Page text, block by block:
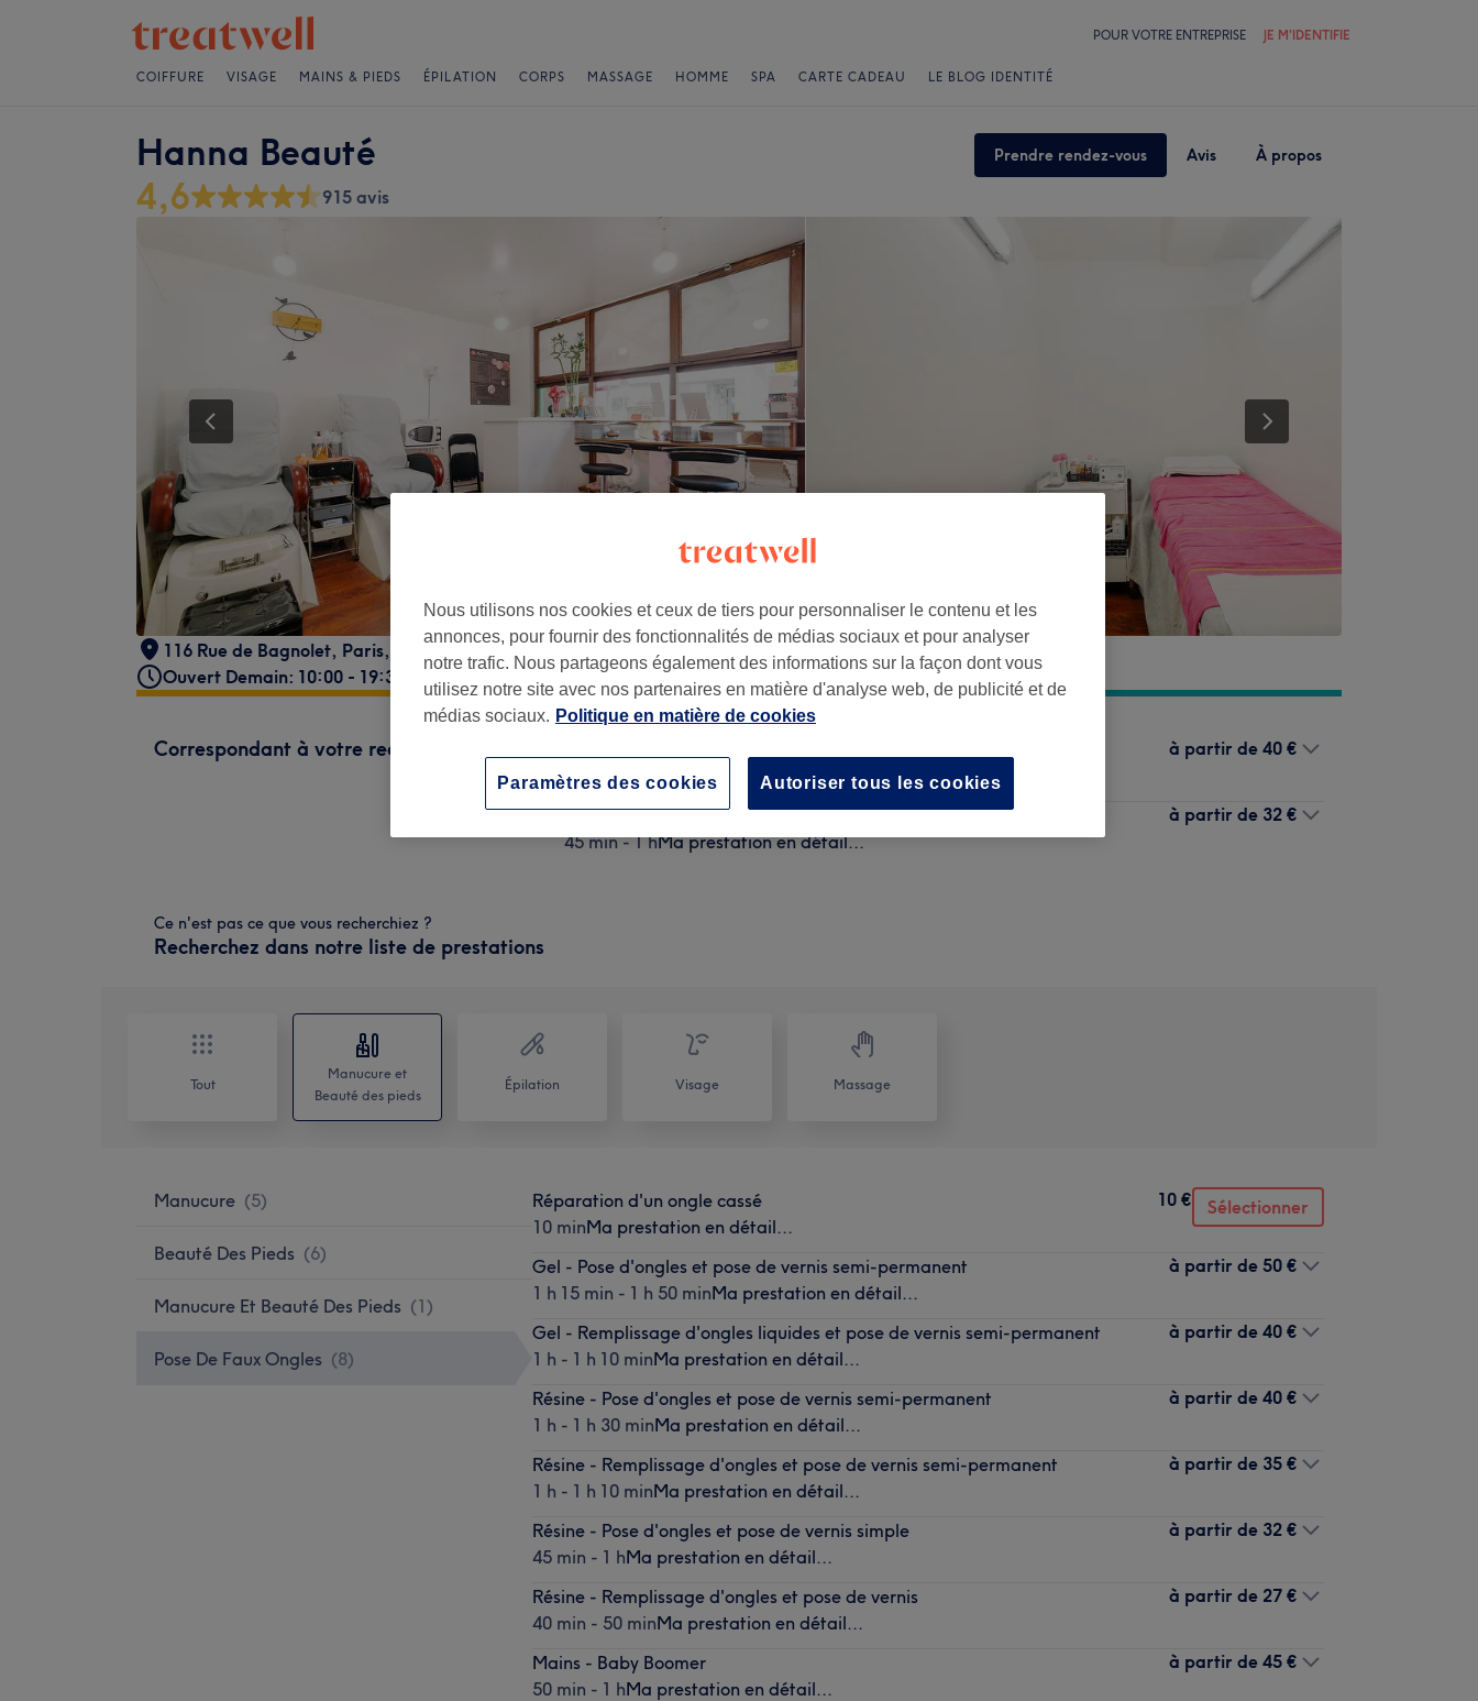
POUR VOTRE ENTREPRISE JE M'IDENTIFIE
COIFFURE VISAGE MAINS & PIEDS ÉPILATION CORPS MASSAGE HOMME SPA CARTE CADEAU LE BLOG IDENTITÉ
Hanna Beauté Prendre rendez-vous Avis À propos
4,6 915 avis
116 Rue de Bagnolet, Paris,
75020
Ouvert Demain: 10:00 - 19:30
Correspondant à votre recherche
1 h - 1 h 30 minMa prestation en détail...
à partir de 40 €
Résine - Pose d'ongles et pose de vernis simple
45 min - 1 hMa prestation en détail...
à partir de 32 €
Ce n'est pas ce que vous recherchiez ?
Recherchez dans notre liste de prestations
Tout
Manucure et
Beauté des pieds
Épilation Visage Massage
Manucure (5)
Beauté Des Pieds (6)
Manucure Et Beauté Des Pieds (1)
Pose De Faux Ongles (8)
Réparation d'un ongle cassé
10 minMa prestation en détail...
10 € Sélectionner
Gel - Pose d'ongles et pose de vernis semi-permanent
1 h 15 min - 1 h 50 minMa prestation en détail...
à partir de 50 €
Gel - Remplissage d'ongles liquides et pose de vernis semi-permanent
1 h - 1 h 10 minMa prestation en détail...
à partir de 40 €
Résine - Pose d'ongles et pose de vernis semi-permanent
1 h - 1 h 30 minMa prestation en détail...
à partir de 40 €
Résine - Remplissage d'ongles et pose de vernis semi-permanent
1 h - 1 h 10 minMa prestation en détail...
à partir de 35 €
Résine - Pose d'ongles et pose de vernis simple
45 min - 1 hMa prestation en détail...
à partir de 32 €
Résine - Remplissage d'ongles et pose de vernis
40 min - 50 minMa prestation en détail...
à partir de 27 €
Mains - Baby Boomer
50 min - 1 hMa prestation en détail...
à partir de 45 €
Nous utilisons nos cookies et ceux de tiers pour personnaliser le contenu et les
annonces, pour fournir des fonctionnalités de médias sociaux et pour analyser
notre trafic. Nous partageons également des informations sur la façon dont vous
utilisez notre site avec nos partenaires en matière d'analyse web, de publicité et de
médias sociaux. Politique en matière de cookies
Autoriser tous les cookies
Paramètres des cookies